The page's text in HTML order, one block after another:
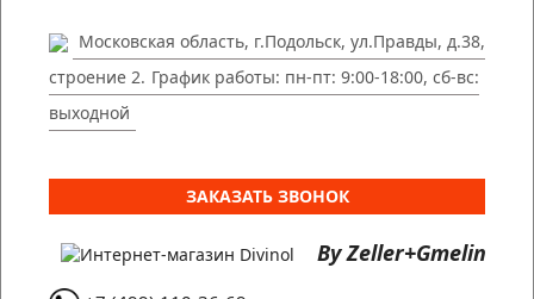
Московская область, г.Подольск, ул.Правды, д.38,
строение 2. График работы: пн-пт: 9:00-18:00, сб-вс:
выходной
ЗАКАЗАТЬ ЗВОНОК
By Zeller+Gmelin